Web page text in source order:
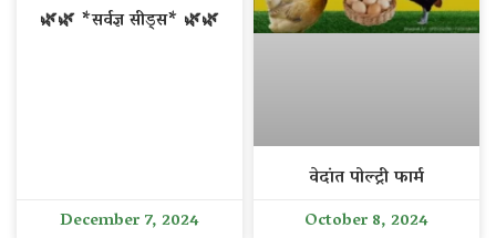
🌿🌿 *सर्वज्ञ सीड्स* 🌿🌿
December 7, 2024
वेदांत पोल्ट्री फार्म
October 8, 2024